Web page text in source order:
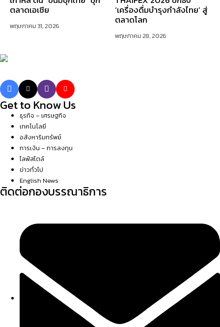
ตลาดเอเชีย
พฤษภาคม 31, 2026
‘เครื่องดื่มบำรุงกำลังไทย’ สู่
ตลาดโลก
พฤษภาคม 28, 2026
Get to Know Us
ธุรกิจ – เศรษฐกิจ
เทคโนโลยี
อสังหาริมทรัพย์
การเงิน – การลงทุน
ไลฟ์สไตล์
ข่าวทั่วไป
English News
ติดต่อกองบรรณาธิการ